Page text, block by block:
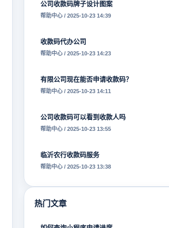
公司收款码牌子设计图案
帮助中心 / 2025-10-23 14:39
收款码代办公司
帮助中心 / 2025-10-23 14:23
有限公司现在能否申请收款码？
帮助中心 / 2025-10-23 14:11
公司收款码可以看到收款人吗
帮助中心 / 2025-10-23 13:55
临沂农行收款码服务
帮助中心 / 2025-10-23 13:38
热门文章